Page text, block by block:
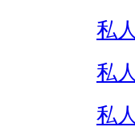
私
私
私